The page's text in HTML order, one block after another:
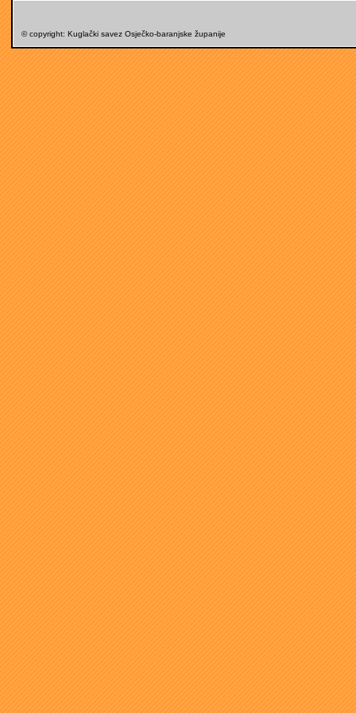
© copyright: Kuglački savez Osječko-baranjske županije